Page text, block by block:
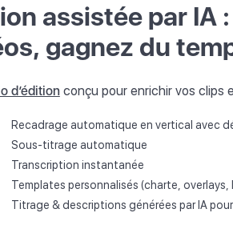
assistée par IA
gagnez du
d’éditionconçu pour enrichir vos clips
Recadrage automatique en vertical avec
Sous-titrage automatique
Transcription instantanée
Templates personnalisés (charte, overlays,
Titrage & descriptions générées par IA